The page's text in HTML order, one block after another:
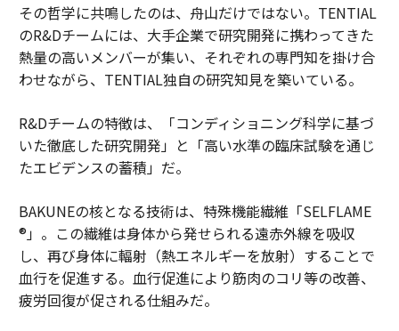
その哲学に共鳴したのは、舟山だけではない。TENTIAL
のR&Dチームには、大手企業で研究開発に携わってきた
熱量の高いメンバーが集い、それぞれの専門知を掛け合
わせながら、TENTIAL独自の研究知見を築いている。
R&Dチームの特徴は、「コンディショニング科学に基づ
いた徹底した研究開発」と「高い水準の臨床試験を通じ
たエビデンスの蓄積」だ。
BAKUNEの核となる技術は、特殊機能繊維「SELFLAME
®」。この繊維は身体から発せられる遠赤外線を吸収
し、再び身体に輻射（熱エネルギーを放射）することで
血行を促進する。血行促進により筋肉のコリ等の改善、
疲労回復が促される仕組みだ。